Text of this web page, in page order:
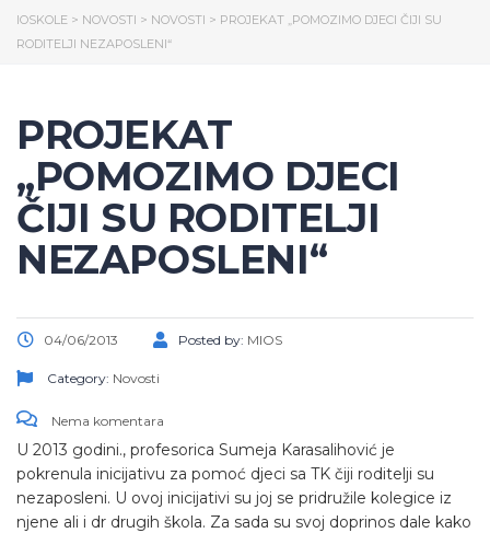
IOSKOLE > NOVOSTI > NOVOSTI > PROJEKAT „POMOZIMO DJECI ČIJI SU
RODITELJI NEZAPOSLENI“
PROJEKAT
„POMOZIMO DJECI
ČIJI SU RODITELJI
NEZAPOSLENI“
04/06/2013 Posted by: MIOS
Category: Novosti
Nema komentara
U 2013 godini., profesorica Sumeja Karasalihović je
pokrenula inicijativu za pomoć djeci sa TK čiji roditelji su
nezaposleni. U ovoj inicijativi su joj se pridružile kolegice iz
njene ali i dr drugih škola. Za sada su svoj doprinos dale kako